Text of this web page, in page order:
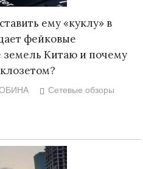
ему «куклу» в
фейковые
земель Китаю и почему
Сетевые обзоры